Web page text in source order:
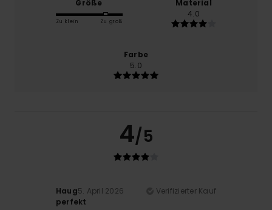
Größe
Zu klein Zu groß
Material
4.0
Farbe
5.0
4/5
Haug5. April 2026
Verifizierter Kauf
perfekt